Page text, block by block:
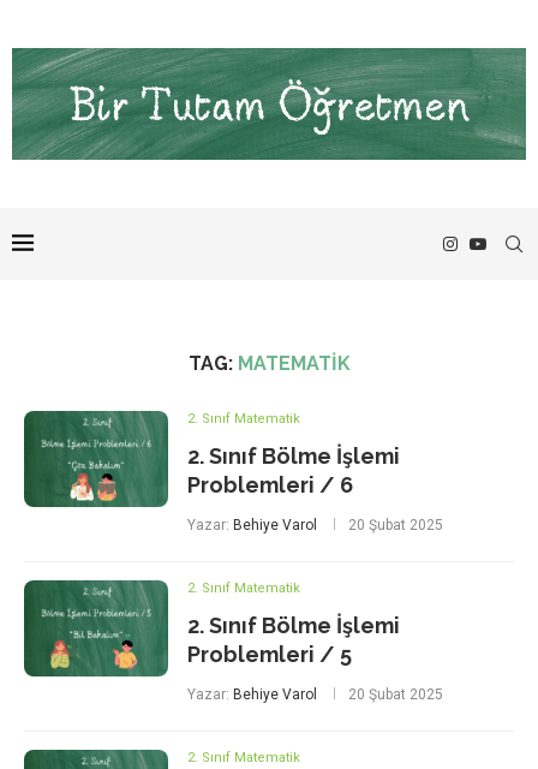
TAG: MATEMATIK
2. Sınıf Matematik
2. Sınıf Bölme İşlemi
Problemleri / 6
Yazar: Behiye Varol 20 Şubat 2025
2. Sınıf Matematik
2. Sınıf Bölme İşlemi
Problemleri / 5
Yazar: Behiye Varol 20 Şubat 2025
2. Sınıf Matematik